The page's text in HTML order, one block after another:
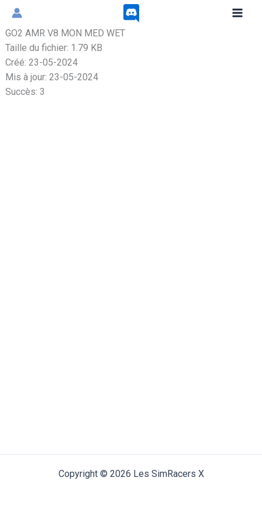
Aller
contenu
GO2 AMR V8 MON MED WET
Taille du fichier: 1.79 KB
Créé: 23-05-2024
Mis à jour: 23-05-2024
Succès: 3
Copyright © 2026 Les SimRacers X